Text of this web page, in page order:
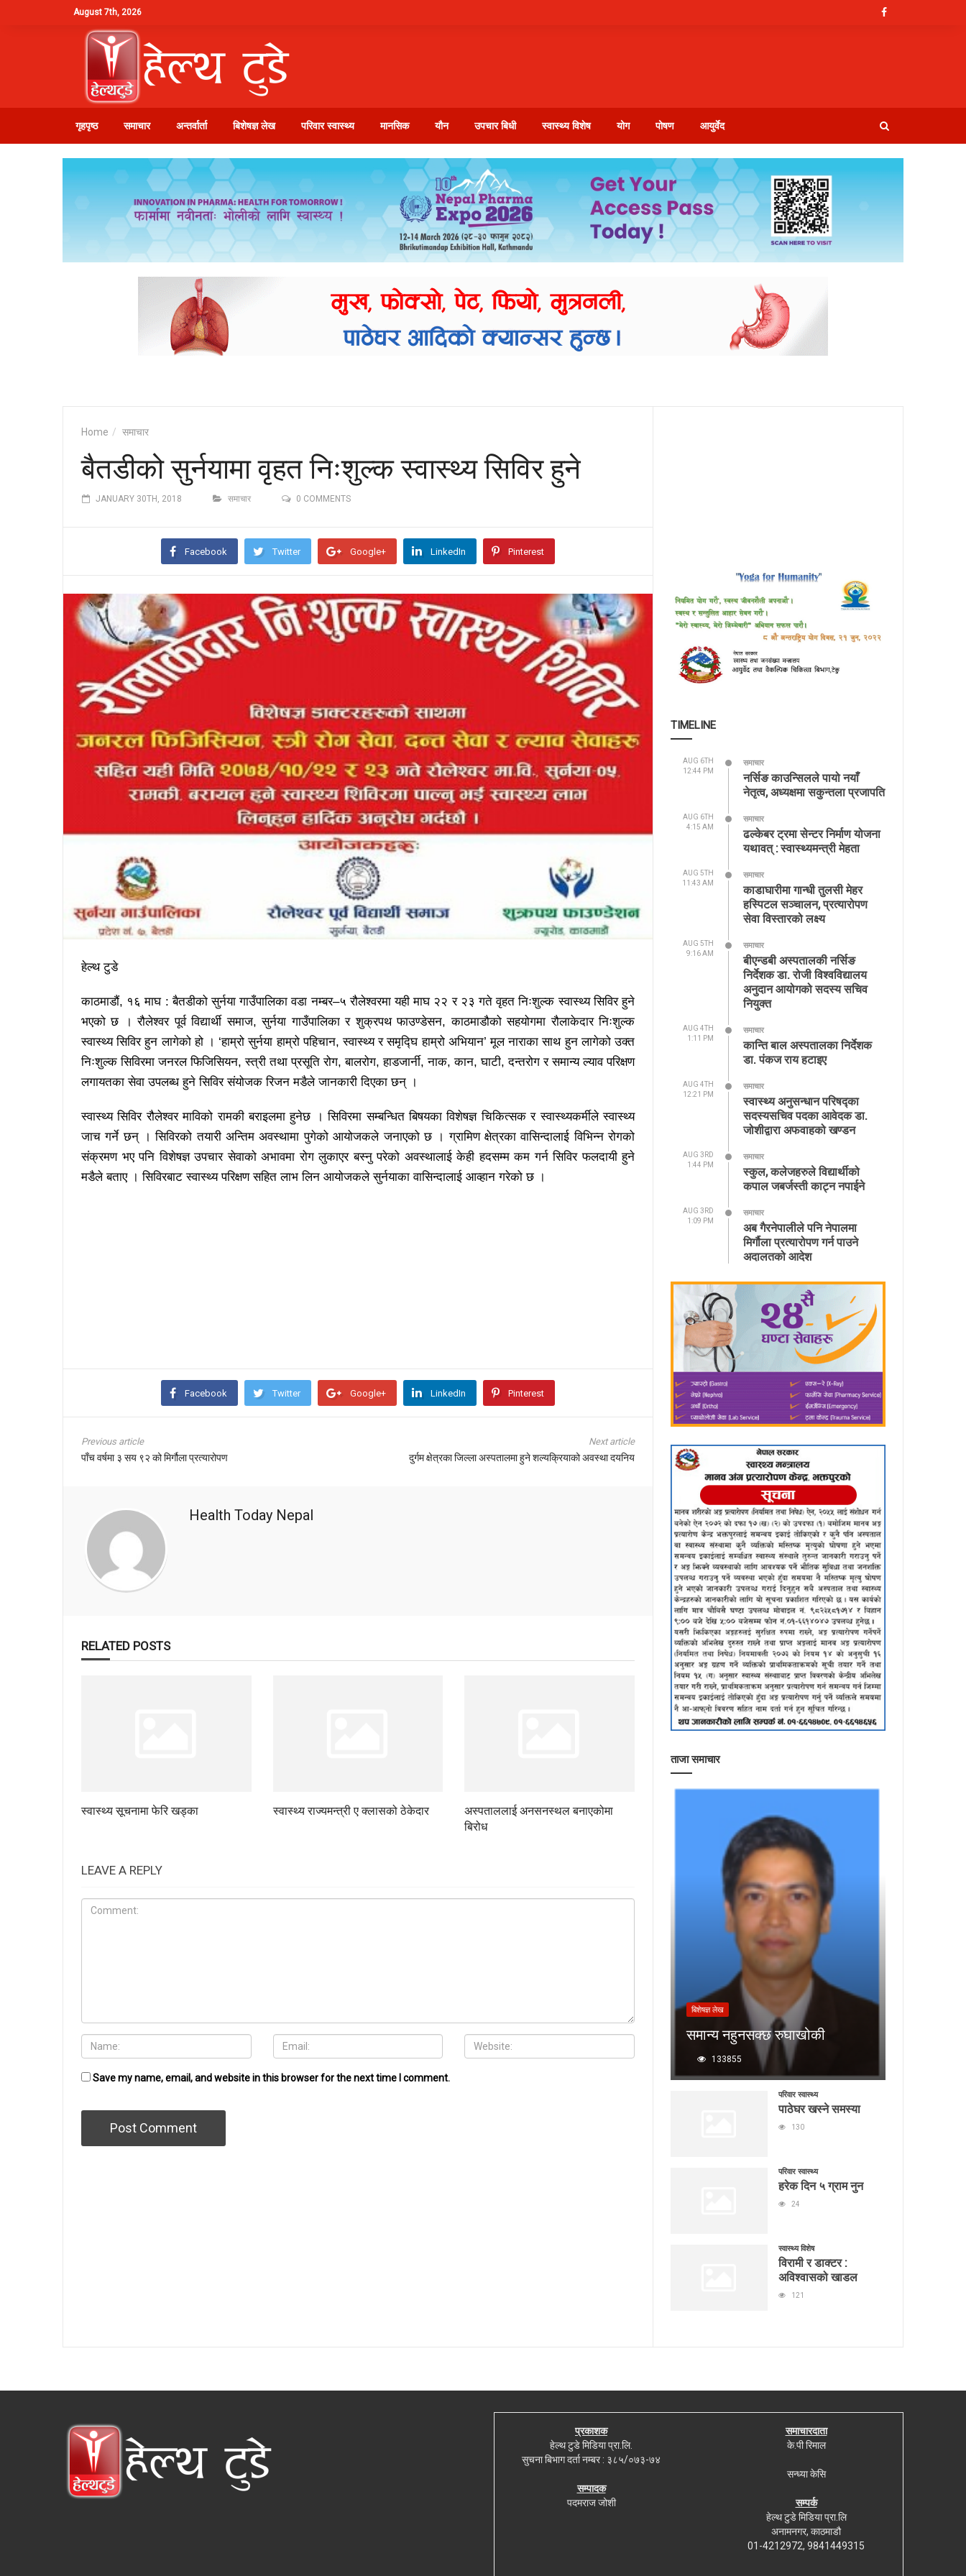
August 7th, 2026
गृहपृष्ठ समाचार अन्तर्वार्ता बिशेषज्ञ लेख परिवार स्वास्थ्य मानसिक यौन उपचार बिधी स्वास्थ्य विशेष योग पोषण आयुर्वेद
Home समाचार
बैतडीको सुर्नयामा वृहत निःशुल्क स्वास्थ्य सिविर हुने
JANUARY 30TH, 2018 समाचार 0 COMMENTS
Facebook Twitter Google+ LinkedIn Pinterest
हेल्थ टुडे
काठमाडौं, १६ माघ : बैतडीको सुर्नया गाउँपालिका वडा नम्बर–५ रौलेश्वरमा यही माघ २२ र २३ गते वृहत निःशुल्क स्वास्थ्य सिविर हुने
भएको छ । रौलेश्वर पूर्व विद्यार्थी समाज, सुर्नया गाउँपालिका र शुक्रपथ फाउण्डेसन, काठमाडौको सहयोगमा रौलाकेदार निःशुल्क
स्वास्थ्य सिविर हुन लागेको हो । ‘हाम्रो सुर्नया हाम्रो पहिचान, स्वास्थ्य र समृद्घि हाम्रो अभियान’ मूल नाराका साथ हुन लागेको उक्त
निःशुल्क सिविरमा जनरल फिजिसियन, स्त्री तथा प्रसूति रोग, बालरोग, हाडजार्नी, नाक, कान, घाटी, दन्तरोग र समान्य ल्याव परिक्षण
लगायतका सेवा उपलब्ध हुने सिविर संयोजक रिजन मडैले जानकारी दिएका छन् ।
स्वास्थ्य सिविर रौलेश्वर माविको रामकी बराइलमा हुनेछ । सिविरमा सम्बन्धित बिषयका विशेषज्ञ चिकित्सक र स्वास्थ्यकर्मीले स्वास्थ्य
जाच गर्ने छन् । सिविरको तयारी अन्तिम अवस्थामा पुगेको आयोजकले जनाएको छ । ग्रामिण क्षेत्रका वासिन्दालाई विभिन्न रोगको
संक्रमण भए पनि विशेषज्ञ उपचार सेवाको अभावमा रोग लुकाएर बस्नु परेको अवस्थालाई केही हदसम्म कम गर्न सिविर फलदायी हुने
मडैले बताए । सिविरबाट स्वास्थ्य परिक्षण सहित लाभ लिन आयोजकले सुर्नयाका वासिन्दालाई आव्हान गरेको छ ।
Facebook Twitter Google+ LinkedIn Pinterest
Previous article
पाँच वर्षमा ३ सय ९२ को मिर्गौला प्रत्यारोपण
Next article
दुर्गम क्षेत्रका जिल्ला अस्पतालमा हुने शल्यक्रियाको अवस्था दयनिय
Health Today Nepal
RELATED POSTS
स्वास्थ्य सूचनामा फेरि खड्का स्वास्थ्य राज्यमन्त्री ए क्लासको ठेकेदार
अस्पताललाई अनसनस्थल बनाएकोमा
बिरोध
LEAVE A REPLY
Save my name, email, and website in this browser for the next time I comment.
TIMELINE
AUG 6TH
12:44 PM
समाचार
नर्सिङ काउन्सिलले पायो नयाँ
नेतृत्व, अध्यक्षमा सकुन्तला प्रजापति
AUG 6TH
4:15 AM
समाचार
ढल्केबर ट्रमा सेन्टर निर्माण योजना
यथावत् : स्वास्थ्यमन्त्री मेहता
AUG 5TH
11:43 AM
समाचार
काडाघारीमा गान्धी तुलसी मेहर
हस्पिटल सञ्चालन, प्रत्यारोपण
सेवा विस्तारको लक्ष्य
AUG 5TH
9:16 AM
समाचार
बीएन्डबी अस्पतालकी नर्सिङ
निर्देशक डा. रोजी विश्वविद्यालय
अनुदान आयोगको सदस्य सचिव
नियुक्त
AUG 4TH
1:11 PM
समाचार
कान्ति बाल अस्पतालका निर्देशक
डा. पंकज राय हटाइए
AUG 4TH
12:21 PM
समाचार
स्वास्थ्य अनुसन्धान परिषद्का
सदस्यसचिव पदका आवेदक डा.
जोशीद्वारा अफवाहको खण्डन
AUG 3RD
1:44 PM
समाचार
स्कुल, कलेजहरुले विद्यार्थीको
कपाल जबर्जस्ती काट्न नपाईने
AUG 3RD
1:09 PM
समाचार
अब गैरनेपालीले पनि नेपालमा
मिर्गौला प्रत्यारोपण गर्न पाउने
अदालतको आदेश
ताजा समाचार
बिशेषज्ञ लेख
समान्य नहुनसक्छ रुघाखोकी
133855
परिवार स्वास्थ्य
पाठेघर खस्ने समस्या
130
परिवार स्वास्थ्य
हरेक दिन ५ ग्राम नुन
24
स्वास्थ्य विशेष
विरामी र डाक्टर :
अविश्वासको खाडल
121
प्रकाशक
हेल्थ टुडे मिडिया प्रा.लि.
सुचना बिभाग दर्ता नम्बर : ३८५/०७३-७४
सम्पादक
पदमराज जोशी
समाचारदाता
के.पी रिमाल
सन्ध्या केसि
सम्पर्क
हेल्थ टुडे मिडिया प्रा.लि
अनामनगर, काठमाडौ
01-4212972, 9841449315